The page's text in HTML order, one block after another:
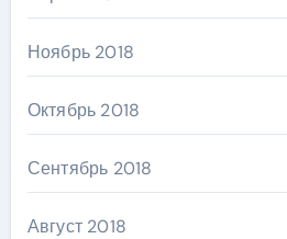
Ноябрь 2018
Октябрь 2018
Сентябрь 2018
Август 2018